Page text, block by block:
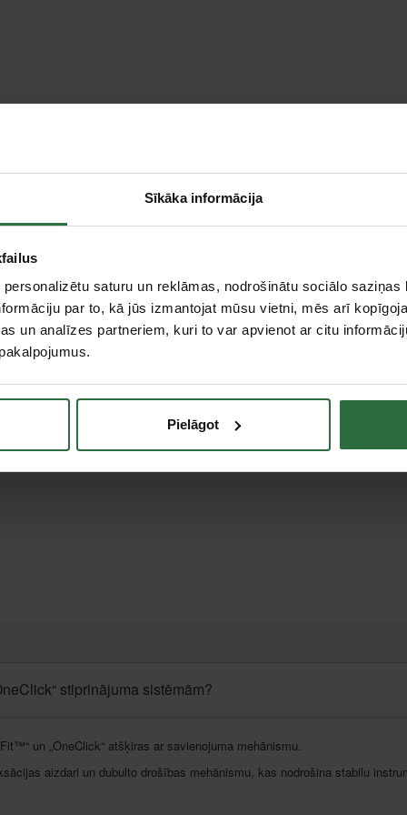
Sīkāka informācija
saturu un reklāmas, nodrošinātu sociālo saziņas
par to, kā jūs izmantojat mūsu vietni, mēs arī
un analīzes partneriem, kuri to var apvienot ar citu
Pielāgot
stiprinājuma sistēmām?
un „OneClick“ atšķiras ar savienojuma mehānismu.
aizdari un dubulto drošības mehānismu, kas nodrošina stabilu